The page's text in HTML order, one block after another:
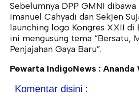
Sebelumnya DPP GMNI
Imanuel Cahyadi dan Sekjen
launching logo Kongres XXII di
ini mengusung tema “Bersatu,
Penjajahan Gaya Baru”.
Pewarta IndigoNews : Ananda
Komentar disini :